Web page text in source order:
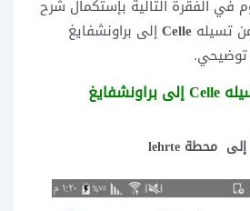
في الفقرة التالية بإستكمال شرح
تسيله
إلى براونشفايغ
توضيحي.
مثال: الانتقال من تسيله Celle إلى براونشفايغ